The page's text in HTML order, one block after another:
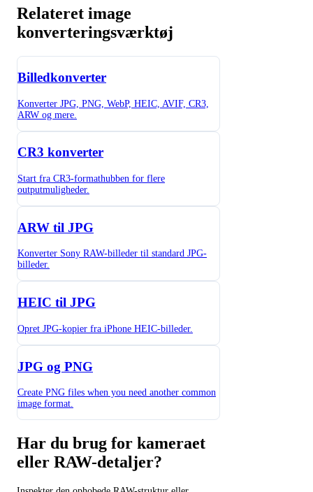
Relateret image
konverteringsværktøj
Billedkonverter
Konverter JPG, PNG, WebP, HEIC, AVIF, CR3,
ARW og mere.
CR3 konverter
Start fra CR3-formathubben for flere
outputmuligheder.
ARW til JPG
Konverter Sony RAW-billeder til standard JPG-
billeder.
HEIC til JPG
Opret JPG-kopier fra iPhone HEIC-billeder.
JPG og PNG
Create PNG files when you need another common
image format.
Har du brug for kameraet
eller RAW-detaljer?